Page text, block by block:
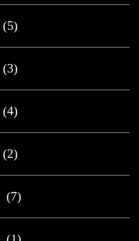
(5)
(3)
(4)
(2)
(7)